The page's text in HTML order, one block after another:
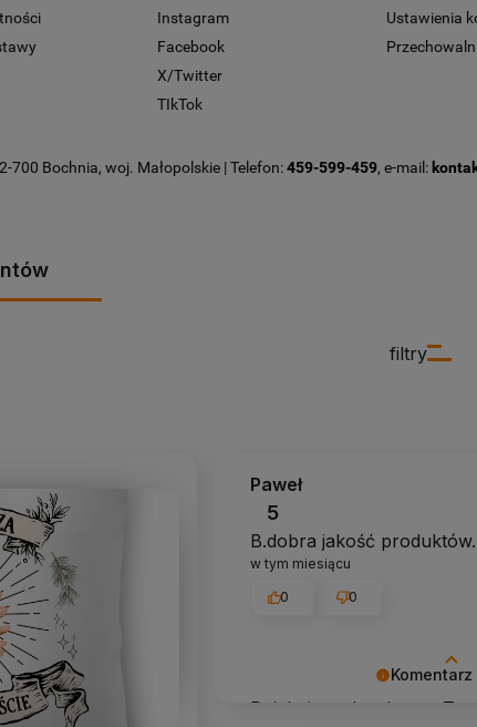
Instagram
Facebook
X/Twitter
TIkTok
Ustawienia
700 Bochnia, woj. Małopolskie | Telefon:459-599-459, e-mail:
filtry
Dziękujemy bardzo za
Paweł
5
B.dobra jakość produktów.
w tym miesiącu
0 0